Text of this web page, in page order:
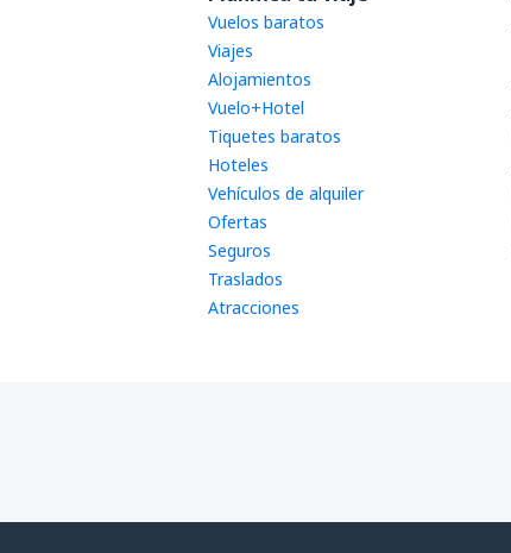
Vuelos baratos
Viajes
Alojamientos
Vuelo+Hotel
Tiquetes baratos
Hoteles
Vehículos de alquiler
Ofertas
Seguros
Traslados
Atracciones